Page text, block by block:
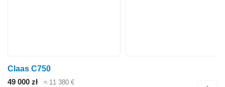
Claas C750
49 000 zł
≈ 11 380 €